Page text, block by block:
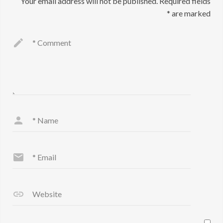
are marked
*
Comment
*
Name
*
Email
*
Website